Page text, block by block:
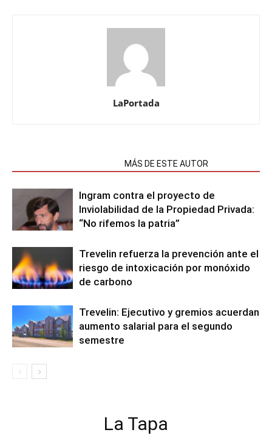
LaPortada
MÁS DE ESTE AUTOR
Ingram contra el proyecto de
Inviolabilidad de la Propiedad Privada:
“No rifemos la patria”
Trevelin refuerza la prevención ante el
riesgo de intoxicación por monóxido
de carbono
Trevelin: Ejecutivo y gremios acuerdan
aumento salarial para el segundo
semestre
La Tapa